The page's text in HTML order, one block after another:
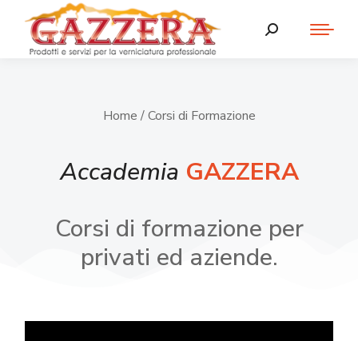
Home / Corsi di Formazione
Accademia GAZZERA
Corsi di formazione per
privati ed aziende.